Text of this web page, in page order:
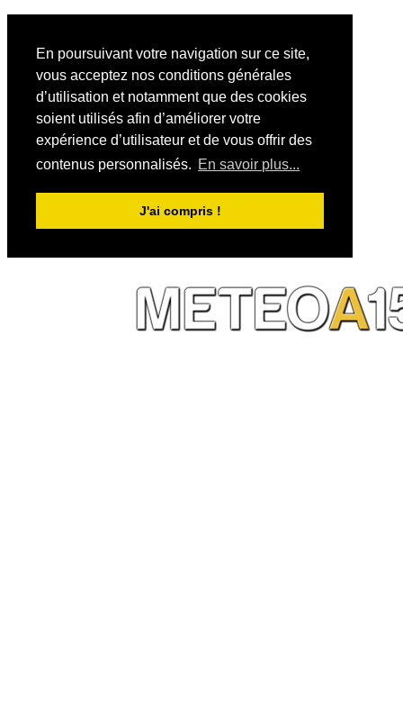
En poursuivant votre navigation sur ce site,
vous acceptez nos conditions générales
d’utilisation et notamment que des cookies
soient utilisés afin d’améliorer votre
expérience d’utilisateur et de vous offrir des
contenus personnalisés. En savoir plus...
J'ai compris !